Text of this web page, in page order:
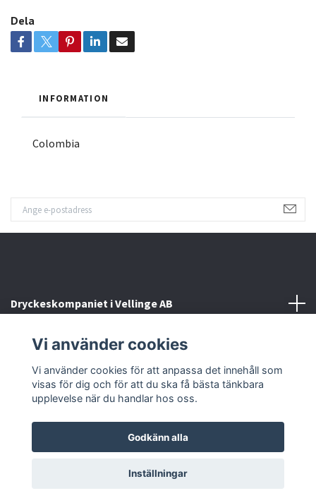
Dela
INFORMATION
Colombia
Dryckeskompaniet i Vellinge AB
Kontakta oss
Sociala medier
© 2026 Dryckeskompaniet i Vellinge
Vi använder cookies
Vi använder cookies för att anpassa det innehåll som
visas för dig och för att du ska få bästa tänkbara
upplevelse när du handlar hos oss.
Godkänn alla
Inställningar